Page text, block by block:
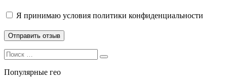
Я принимаю условия политики конфиденциальности
Search
for:
Search
Популярные гео